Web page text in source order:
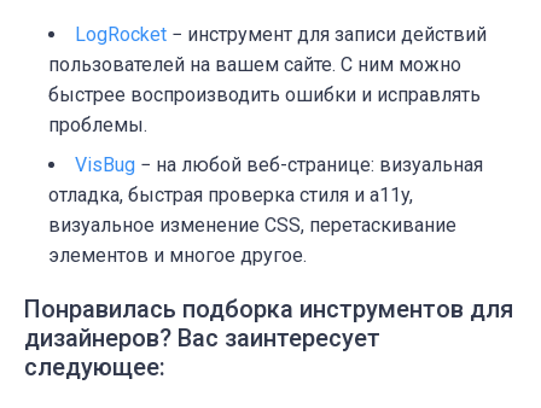
LogRocket − инструмент для записи действий
пользователей на вашем сайте. С ним можно
быстрее воспроизводить ошибки и исправлять
проблемы.
VisBug − на любой веб-странице: визуальная
отладка, быстрая проверка стиля и a11y,
визуальное изменение CSS, перетаскивание
элементов и многое другое.
Понравилась подборка инструментов для
дизайнеров? Вас заинтересует
следующее: